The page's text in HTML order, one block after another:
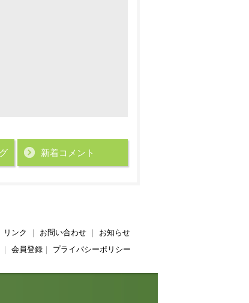
新着コメント
リンク お問い合わせ｜ お知らせ
会員登録｜ プライバシーポリシー